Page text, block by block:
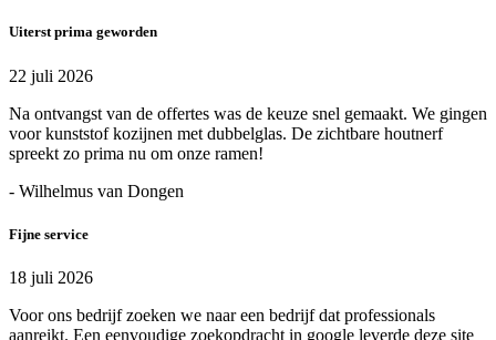
Uiterst prima geworden
22 juli 2026
Na ontvangst van de offertes was de keuze snel gemaakt. We gingen
voor kunststof kozijnen met dubbelglas. De zichtbare houtnerf
spreekt zo prima nu om onze ramen!
- Wilhelmus van Dongen
Fijne service
18 juli 2026
Voor ons bedrijf zoeken we naar een bedrijf dat professionals
aanreikt. Een eenvoudige zoekopdracht in google leverde deze site